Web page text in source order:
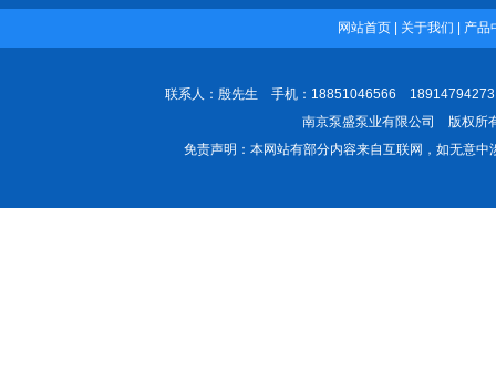
网站首页 关于我们 产品
联系人：殷先生 手机：18851046566
南京泵盛泵业有限公司 版权
免责声明：本网站有部分内容来自互联网，如无意